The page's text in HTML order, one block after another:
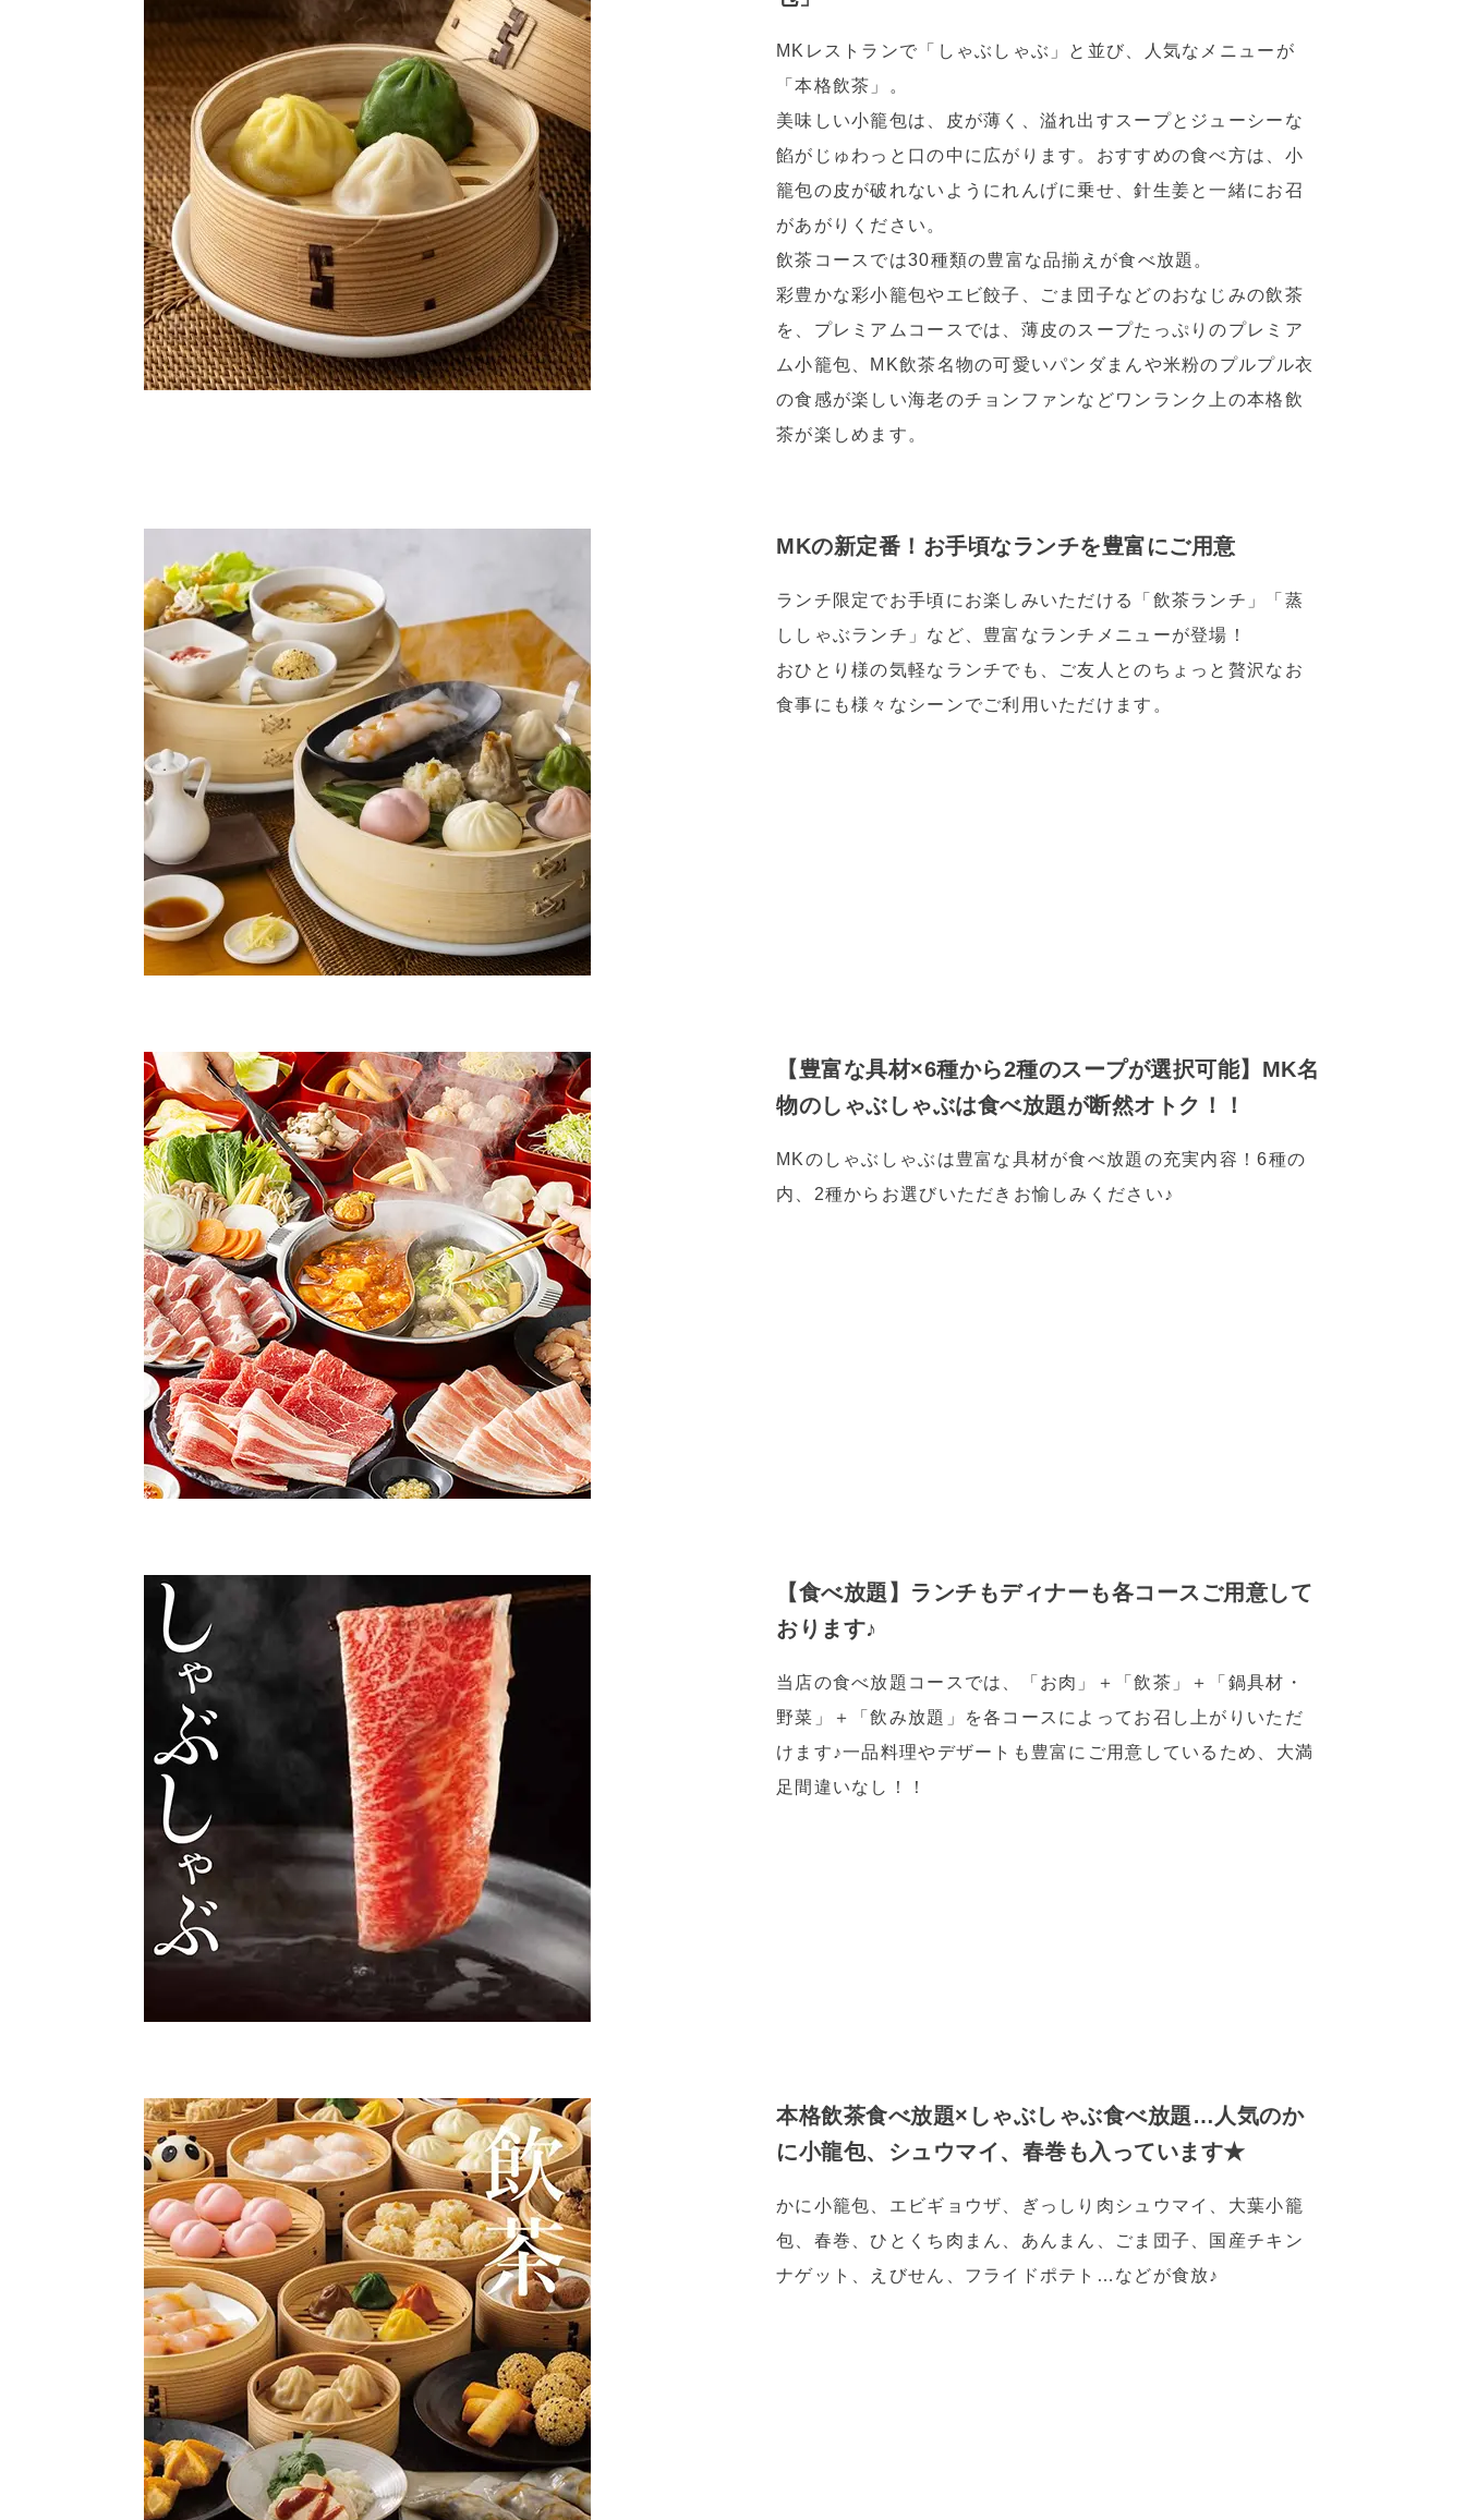
MKレストランで「しゃぶしゃぶ」と並び、人気なメニューが
「本格飲茶」。
美味しい小籠包は、皮が薄く、溢れ出すスープとジューシーな
餡がじゅわっと口の中に広がります。おすすめの食べ方は、小
籠包の皮が破れないようにれんげに乗せ、針生姜と一緒にお召
があがりください。
飲茶コースでは30種類の豊富な品揃えが食べ放題。
彩豊かな彩小籠包やエビ餃子、ごま団子などのおなじみの飲茶
を、プレミアムコースでは、薄皮のスープたっぷりのプレミア
ム小籠包、MK飲茶名物の可愛いパンダまんや米粉のプルプル衣
の食感が楽しい海老のチョンファンなどワンランク上の本格飲
茶が楽しめます。
MKの新定番！お手頃なランチを豊富にご用意
ランチ限定でお手頃にお楽しみいただける「飲茶ランチ」「蒸
ししゃぶランチ」など、豊富なランチメニューが登場！
おひとり様の気軽なランチでも、ご友人とのちょっと贅沢なお
食事にも様々なシーンでご利用いただけます。
【豊富な具材×6種から2種のスープが選択可能】MK名
物のしゃぶしゃぶは食べ放題が断然オトク！！
MKのしゃぶしゃぶは豊富な具材が食べ放題の充実内容！6種の
内、2種からお選びいただきお愉しみください♪
【食べ放題】ランチもディナーも各コースご用意して
おります♪
当店の食べ放題コースでは、「お肉」＋「飲茶」＋「鍋具材・
野菜」＋「飲み放題」を各コースによってお召し上がりいただ
けます♪一品料理やデザートも豊富にご用意しているため、大満
足間違いなし！！
本格飲茶食べ放題×しゃぶしゃぶ食べ放題…人気のか
に小龍包、シュウマイ、春巻も入っています★
かに小籠包、エビギョウザ、ぎっしり肉シュウマイ、大葉小籠
包、春巻、ひとくち肉まん、あんまん、ごま団子、国産チキン
ナゲット、えびせん、フライドポテト…などが食放♪